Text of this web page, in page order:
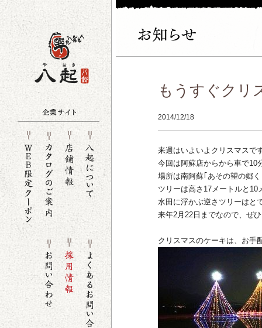
もうすぐクリ
2014/12/18
来週はいよいよクリスマスで
今回は阿蘇店からから車で10
場所は南阿蘇｢あその望の郷
ツリーは高さ17メートルと
水田に浮かぶ逆さツリーはと
来年2月22日までなので、ぜ
クリスマスのケーキは、お手